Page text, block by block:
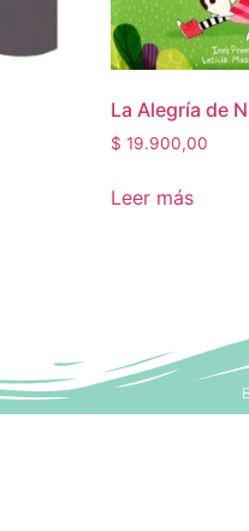
La Alegría de
$ 19.900,00
Leer más